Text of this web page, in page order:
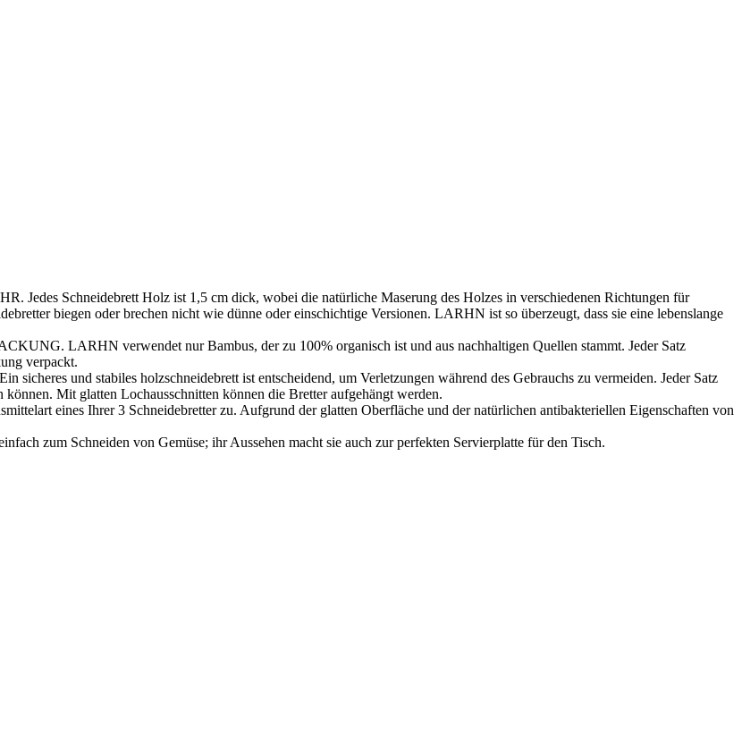
Schneidebrett Holz ist 1,5 cm dick, wobei die natürliche Maserung des Holzes in verschiedenen Richtungen für
biegen oder brechen nicht wie dünne oder einschichtige Versionen. LARHN ist so überzeugt, dass sie eine lebenslange
LARHN verwendet nur Bambus, der zu 100% organisch ist und aus nachhaltigen Quellen stammt. Jeder Satz
verpackt.
und stabiles holzschneidebrett ist entscheidend, um Verletzungen während des Gebrauchs zu vermeiden. Jeder Satz
Mit glatten Lochausschnitten können die Bretter aufgehängt werden.
eines Ihrer 3 Schneidebretter zu. Aufgrund der glatten Oberfläche und der natürlichen antibakteriellen Eigenschaften von
zum Schneiden von Gemüse; ihr Aussehen macht sie auch zur perfekten Servierplatte für den Tisch.